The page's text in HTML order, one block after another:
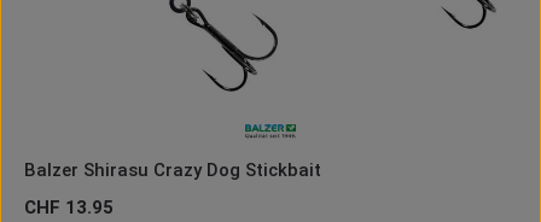
Balzer Shirasu Crazy Dog Stickbait
Regulärer Preis:
CHF 13.95